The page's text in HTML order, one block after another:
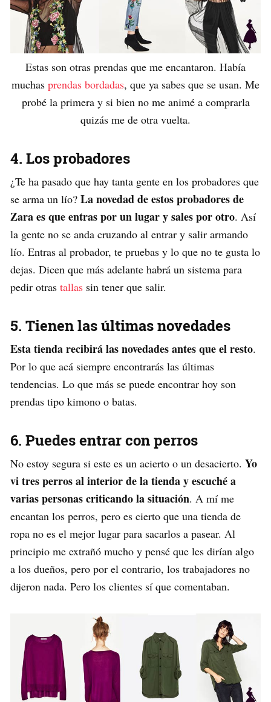
Estas son otras prendas que me encantaron. Había
muchas prendas bordadas, que ya sabes que se usan. Me
probé la primera y si bien no me animé a comprarla
quizás me de otra vuelta.
4. Los probadores
¿Te ha pasado que hay tanta gente en los probadores que
se arma un lío? La novedad de estos probadores de
Zara es que entras por un lugar y sales por otro. Así
la gente no se anda cruzando al entrar y salir armando
lío. Entras al probador, te pruebas y lo que no te gusta lo
dejas. Dicen que más adelante habrá un sistema para
pedir otras tallas sin tener que salir.
5. Tienen las últimas novedades
Esta tienda recibirá las novedades antes que el resto.
Por lo que acá siempre encontrarás las últimas
tendencias. Lo que más se puede encontrar hoy son
prendas tipo kimono o batas.
6. Puedes entrar con perros
No estoy segura si este es un acierto o un desacierto. Yo
vi tres perros al interior de la tienda y escuché a
varias personas criticando la situación. A mí me
encantan los perros, pero es cierto que una tienda de
ropa no es el mejor lugar para sacarlos a pasear. Al
principio me extrañó mucho y pensé que les dirían algo
a los dueños, pero por el contrario, los trabajadores no
dijeron nada. Pero los clientes sí que comentaban.